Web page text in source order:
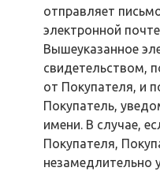
отправляет
электронной
Вышеуказанное
свидетельством,
от Покупателя, и
Покупатель,
имени. В случае,
Покупателя,
незамедлительно